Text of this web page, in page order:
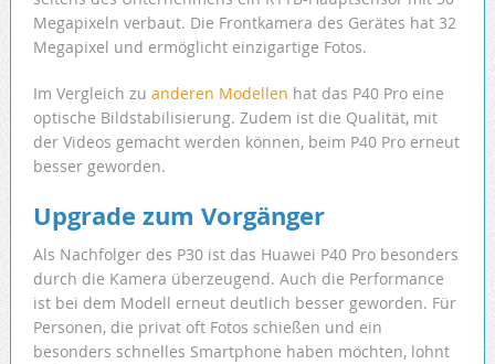
Megapixeln verbaut. Die Frontkamera des Gerätes hat 32
Megapixel und ermöglicht einzigartige Fotos.
Im Vergleich zu anderen Modellen hat das P40 Pro eine
optische Bildstabilisierung. Zudem ist die Qualität, mit
der Videos gemacht werden können, beim P40 Pro erneut
besser geworden.
Upgrade zum Vorgänger
Als Nachfolger des P30 ist das Huawei P40 Pro besonders
durch die Kamera überzeugend. Auch die Performance
ist bei dem Modell erneut deutlich besser geworden. Für
Personen, die privat oft Fotos schießen und ein
besonders schnelles Smartphone haben möchten, lohnt